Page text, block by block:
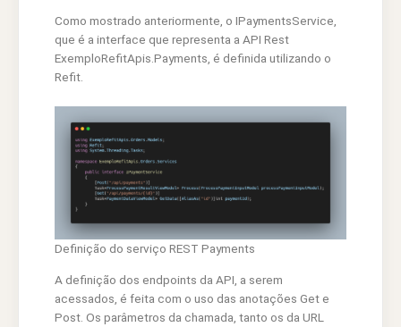
Como mostrado anteriormente, o IPaymentsService,
que é a interface que representa a API Rest
ExemploRefitApis.Payments, é definida utilizando o
Refit.
Definição do serviço REST Payments
A definição dos endpoints da API, a serem
acessados, é feita com o uso das anotações Get e
Post. Os parâmetros da chamada, tanto os da URL